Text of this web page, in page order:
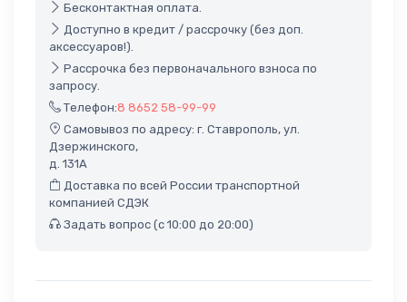
Бесконтактная оплата.
Доступно в кредит / рассрочку (без доп.
аксессуаров!).
Рассрочка без первоначального взноса по
запросу.
Телефон:8 8652 58-99-99
Самовывоз по адресу: г. Ставрополь, ул.
Дзержинского,
д. 131А
Доставка по всей России транспортной
компанией СДЭК
Задать вопрос (с 10:00 до 20:00)